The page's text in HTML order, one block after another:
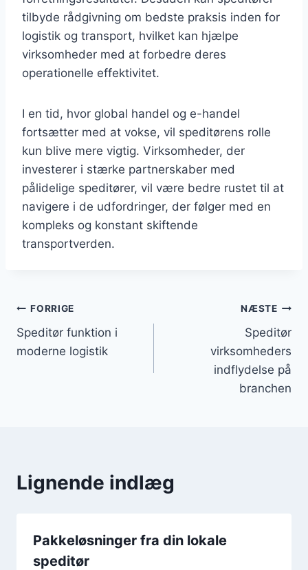
tilbyde rådgivning om bedste praksis inden for
logistik og transport, hvilket kan hjælpe
virksomheder med at forbedre deres
operationelle effektivitet.
I en tid, hvor global handel og e-handel
fortsætter med at vokse, vil speditørens rolle
kun blive mere vigtig. Virksomheder, der
investerer i stærke partnerskaber med
pålidelige speditører, vil være bedre rustet til at
navigere i de udfordringer, der følger med en
kompleks og konstant skiftende
transportverden.
Indlægsnavigation
FORRIGE
Speditør funktion i
moderne logistik
NÆSTE
Speditør
virksomheders
indflydelse på
branchen
Lignende indlæg
Pakkeløsninger fra din lokale
speditør